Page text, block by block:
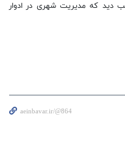
دید که مدیریت شهری در ادوار
aeinbavar.ir/@864